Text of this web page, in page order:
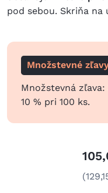
pod sebou. Skriňa na
Množstevné
Množstevná zľava:
10 % pri 100 ks.